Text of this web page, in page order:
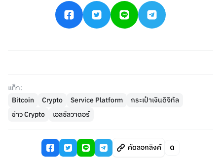
แท็ก:
Bitcoin
Crypto Service Platform
กระเป๋าเงินดิจิทัล
ข่าว Crypto
เอลซัลวาดอร์
คัดลอกลิงค์